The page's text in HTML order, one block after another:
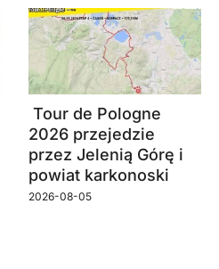
Tour de Pologne
2026 przejedzie
przez Jelenią Górę i
powiat karkonoski
2026-08-05